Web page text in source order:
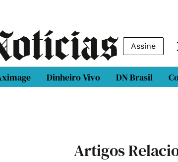
Assine
Dinheiro Vivo DN Brasil
Artigos